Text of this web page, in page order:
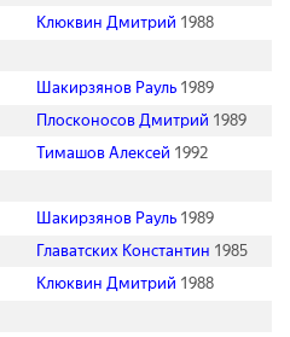
Клюквин Дмитрий 1988
Шакирзянов Рауль 1989
Плосконосов Дмитрий 1989
Тимашов Алексей 1992
Шакирзянов Рауль 1989
Главатских Константин 1985
Клюквин Дмитрий 1988